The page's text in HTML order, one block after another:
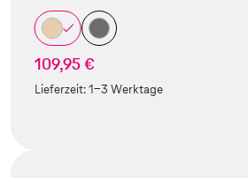
109,95 €
Lieferzeit:1-3 Werktage